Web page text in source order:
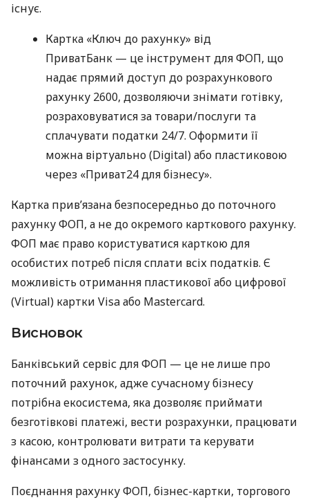
існує.
Картка «Ключ до рахунку» від
ПриватБанк — це інструмент для ФОП, що
надає прямий доступ до розрахункового
рахунку 2600, дозволяючи знімати готівку,
розраховуватися за товари/послуги та
сплачувати податки 24/7. Оформити її
можна віртуально (Digital) або пластиковою
через «Приват24 для бізнесу».
Картка прив’язана безпосередньо до поточного
рахунку ФОП, а не до окремого карткового рахунку.
ФОП має право користуватися карткою для
особистих потреб після сплати всіх податків. Є
можливість отримання пластикової або цифрової
(Virtual) картки Visa або Mastercard.
Висновок
Банківський сервіс для ФОП — це не лише про
поточний рахунок, адже сучасному бізнесу
потрібна екосистема, яка дозволяє приймати
безготівкові платежі, вести розрахунки, працювати
з касою, контролювати витрати та керувати
фінансами з одного застосунку.
Поєднання рахунку ФОП, бізнес-картки, торгового